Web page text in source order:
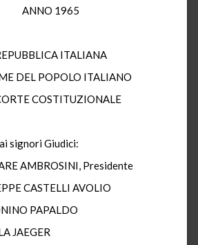
ANNO 1965
ITALIANA
DEL POPOLO ITALIANO
COSTITUZIONALE
signori Giudici:
AMBROSINI, Presidente
CASTELLI AVOLIO
PAPALDO
JAEGER